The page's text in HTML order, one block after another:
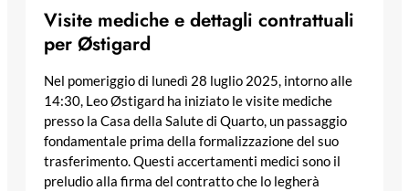
Visite mediche e dettagli contrattuali
per Østigard
Nel pomeriggio di lunedì 28 luglio 2025, intorno alle
14:30, Leo Østigard ha iniziato le visite mediche
presso la Casa della Salute di Quarto, un passaggio
fondamentale prima della formalizzazione del suo
trasferimento. Questi accertamenti medici sono il
preludio alla firma del contratto che lo legherà